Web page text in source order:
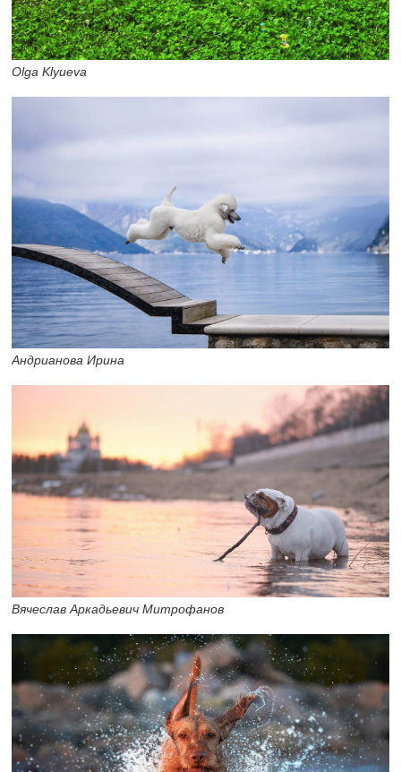
Olga Klyueva
Андрианова Ирина
Вячеслав Аркадьевич Митрофанов